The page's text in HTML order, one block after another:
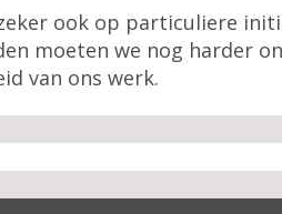
ook op particuliere
moeten we nog harder
van ons werk.